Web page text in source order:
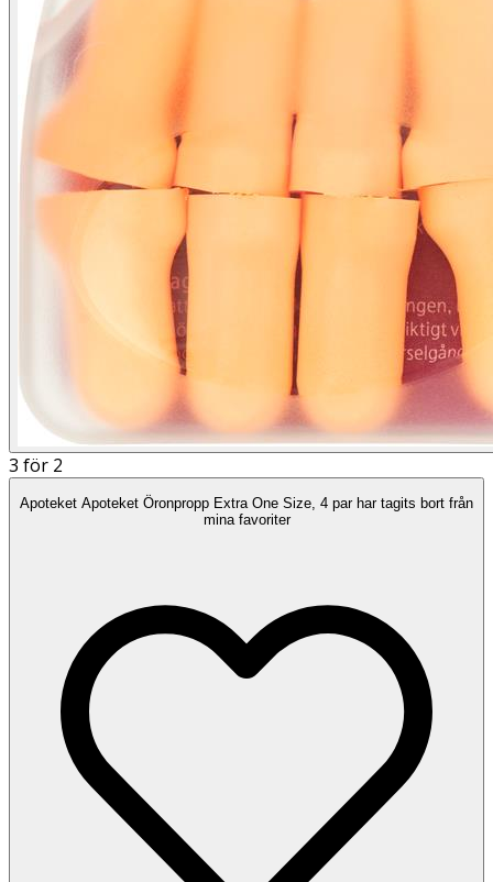
3 för 2
Apoteket Apoteket Öronpropp Extra One Size, 4 par har tagits bort från
mina favoriter